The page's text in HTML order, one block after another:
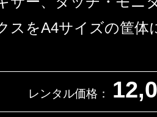
スをA4サイズの筐体
レンタル価格：